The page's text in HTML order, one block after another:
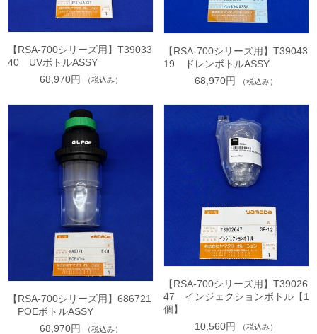
【RSA-700シリーズ用】T39033
40 UVボトルASSY
68,970円
（税込み）
【RSA-700シリーズ用】T39043
19 ドレンボトルASSY
68,970円
（税込み）
【RSA-700シリーズ用】686721
POEボトルASSY
68,970円
（税込み）
【RSA-700シリーズ用】T39026
47 インジェクションボトル【1
個】
10,560円
（税込み）